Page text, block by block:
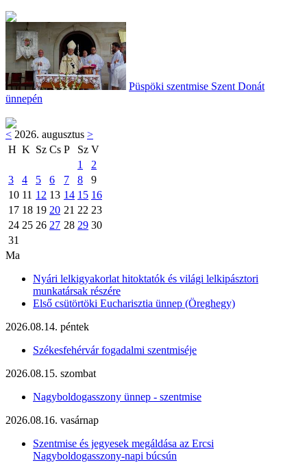
Püspöki szentmise Szent Donát
ünnepén
< 2026. augusztus >
H K Sz Cs P Sz V
1
2
3
4 5 6 7 8
9
10 11 12 13 14 15 16
17 18 19 20 21 22 23
24 25 26 27 28 29 30
31
Ma
Nyári lelkigyakorlat hitoktatók és világi lelkipásztori
munkatársak részére
Első csütörtöki Eucharisztia ünnep (Öreghegy)
2026.08.14. péntek
Székesfehérvár fogadalmi szentmiséje
2026.08.15. szombat
Nagyboldogasszony ünnep - szentmise
2026.08.16. vasárnap
Szentmise és jegyesek megáldása az Ercsi
Nagyboldogasszony-napi búcsún